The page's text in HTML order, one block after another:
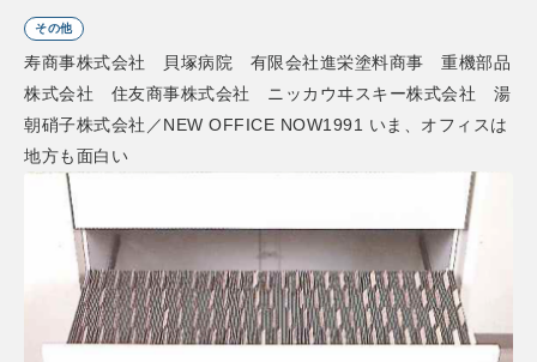
その他
寿商事株式会社 貝塚病院 有限会社進栄塗料商事 重機部品
株式会社 住友商事株式会社 ニッカウヰスキー株式会社 湯
朝硝子株式会社／NEW OFFICE NOW1991 いま、オフィスは
地方も面白い